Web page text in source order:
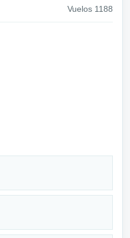
Vuelos 1188